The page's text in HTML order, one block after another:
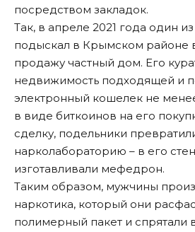
посредством закладок.
Так, в апреле 2021 года один
подыскал в Крымском районе
продажу частный дом. Его
недвижимость подходящей и
электронный кошелек не
в виде биткоинов на его
сделку, подельники
нарколабораторию – в его
изготавливали мефедрон.
Таким образом, мужчины
наркотика, который они
полимерный пакет и спрятали